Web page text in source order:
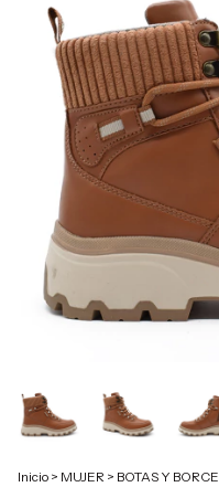
Inicio > MUJER > BOTAS Y